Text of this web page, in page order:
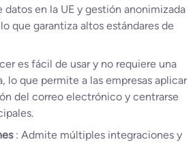
datos en la UE y gestión anonimizada
que garantiza altos estándares de
es fácil de usar y no requiere una
lo que permite a las empresas aplicar
del correo electrónico y centrarse
: Admite múltiples integraciones y